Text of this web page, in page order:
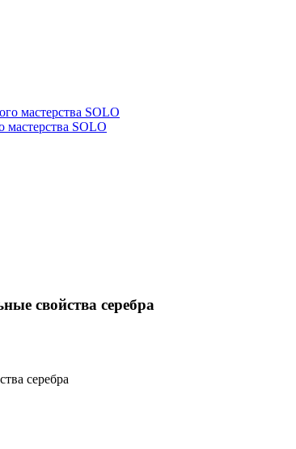
мастерства SOLO
свойства серебра
серебра